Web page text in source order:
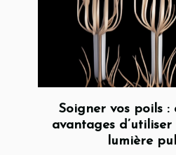
Soigner vos poils :
avantages
lumière